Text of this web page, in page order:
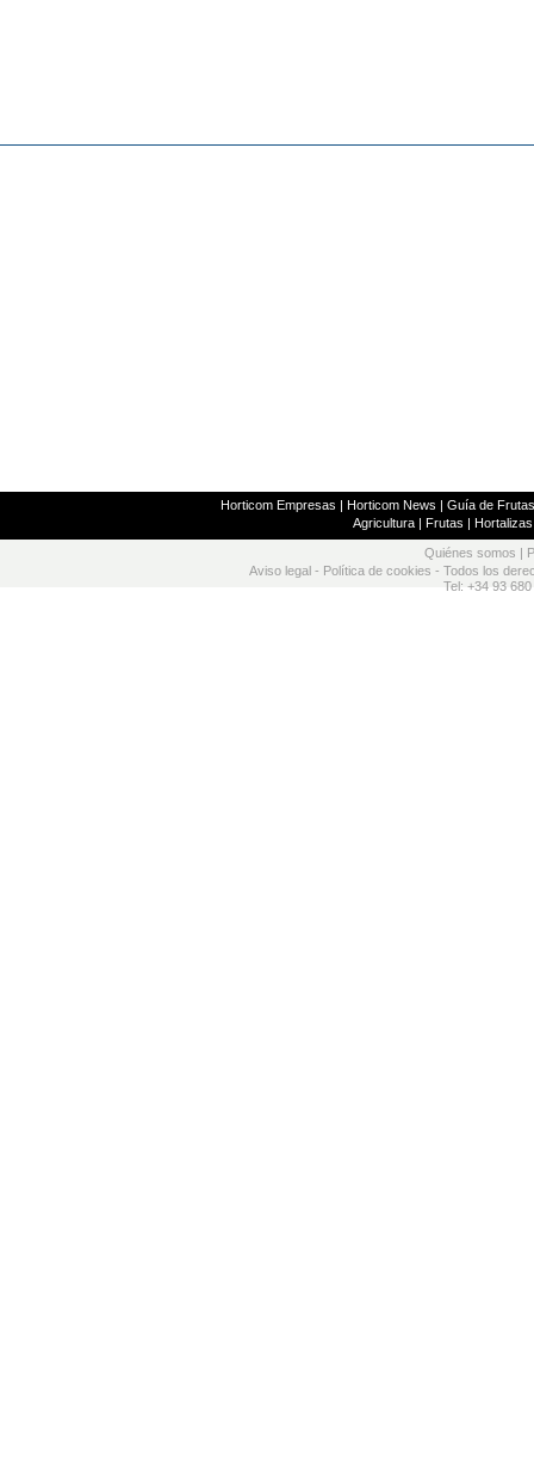
Horticom Empresas | Horticom News | Guía de
Agricultura| Frutas | Hortalizas
Quiénes somos
Aviso legal - Política de cookies - Todos los
Tel: +34 93